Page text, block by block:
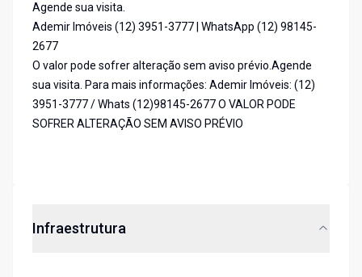
Agende sua visita.
Ademir Imóveis (12) 3951-3777 | WhatsApp (12) 98145-
2677
O valor pode sofrer alteração sem aviso prévio.Agende
sua visita. Para mais informações: Ademir Imóveis: (12)
3951-3777 / Whats (12)98145-2677 O VALOR PODE
SOFRER ALTERAÇÃO SEM AVISO PRÉVIO
Infraestrutura